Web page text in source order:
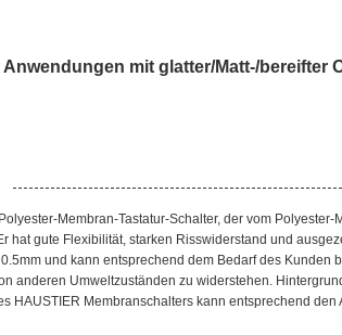
mit glatter/Matt-/bereifter
Membran-Tastatur-Schalter, der vom
hat gute Flexibilität, starken Risswiderstand und
und kann entsprechend dem Bedarf des Kunden
anderen Umweltzuständen zu widerstehen.
HAUSTIER Membranschalters kann entsprechend